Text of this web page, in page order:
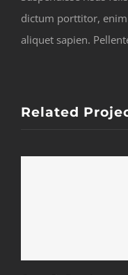
dictum porttitor, enim
aliquet sapien.
Related